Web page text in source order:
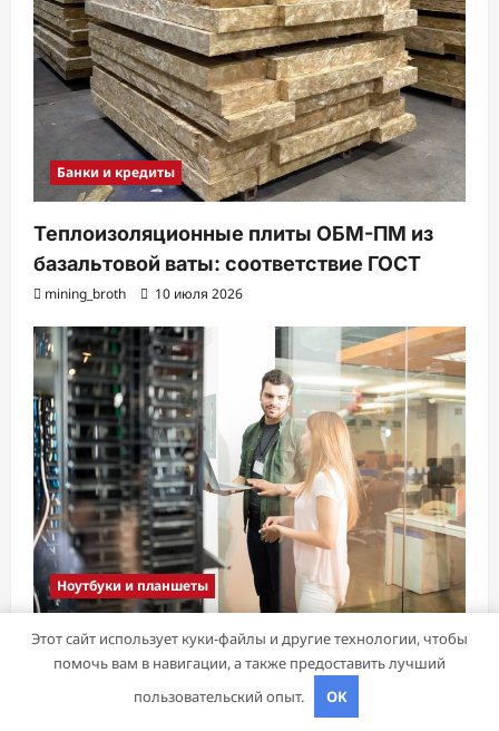
Банки и кредиты
Теплоизоляционные плиты ОБМ-ПМ из
базальтовой ваты: соответствие ГОСТ
mining_broth 10 июля 2026
Ноутбуки и планшеты
Почему бизнес выбирает VPS в Германии:
взгляд сквозь призму IT-инфраструктуры
9 июля 2026
Этот сайт использует куки-файлы и другие технологии, чтобы
помочь вам в навигации, а также предоставить лучший
пользовательский опыт.
OK